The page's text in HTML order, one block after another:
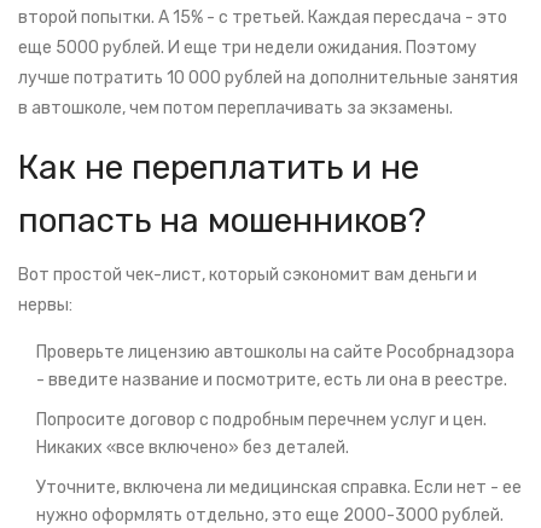
второй попытки. А 15% - с третьей. Каждая пересдача - это
еще 5000 рублей. И еще три недели ожидания. Поэтому
лучше потратить 10 000 рублей на дополнительные занятия
в автошколе, чем потом переплачивать за экзамены.
Как не переплатить и не
попасть на мошенников?
Вот простой чек-лист, который сэкономит вам деньги и
нервы:
Проверьте лицензию автошколы на сайте Рособрнадзора
- введите название и посмотрите, есть ли она в реестре.
Попросите договор с подробным перечнем услуг и цен.
Никаких «все включено» без деталей.
Уточните, включена ли медицинская справка. Если нет - ее
нужно оформлять отдельно, это еще 2000-3000 рублей.